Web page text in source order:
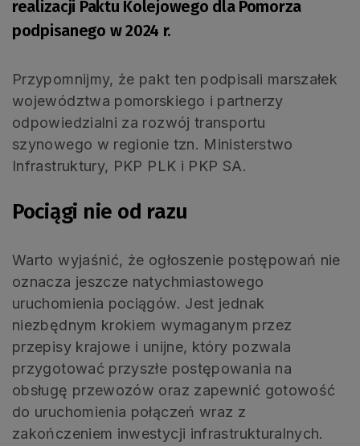
realizacji Paktu Kolejowego dla Pomorza
podpisanego w 2024 r.
Przypomnijmy, że pakt ten podpisali marszałek
województwa pomorskiego i partnerzy
odpowiedzialni za rozwój transportu
szynowego w regionie tzn. Ministerstwo
Infrastruktury, PKP PLK i PKP SA.
Pociągi nie od razu
Warto wyjaśnić, że ogłoszenie postępowań nie
oznacza jeszcze natychmiastowego
uruchomienia pociągów. Jest jednak
niezbędnym krokiem wymaganym przez
przepisy krajowe i unijne, który pozwala
przygotować przyszłe postępowania na
obsługę przewozów oraz zapewnić gotowość
do uruchomienia połączeń wraz z
zakończeniem inwestycji infrastrukturalnych.